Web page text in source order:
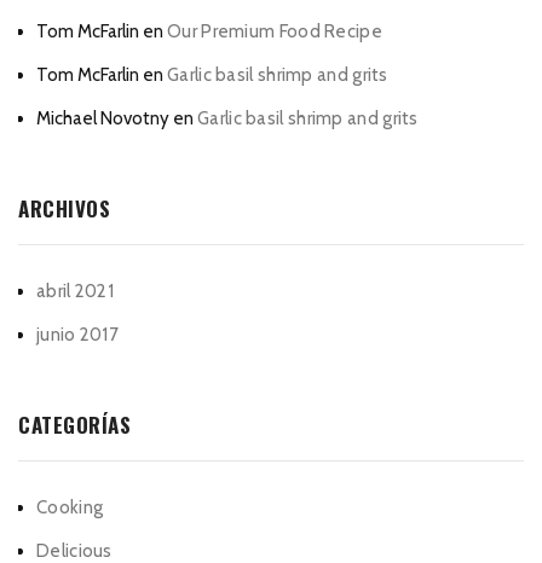
Tom McFarlin en Our Premium Food Recipe
Tom McFarlin en Garlic basil shrimp and grits
Michael Novotny en Garlic basil shrimp and grits
ARCHIVOS
abril 2021
junio 2017
CATEGORÍAS
Cooking
Delicious